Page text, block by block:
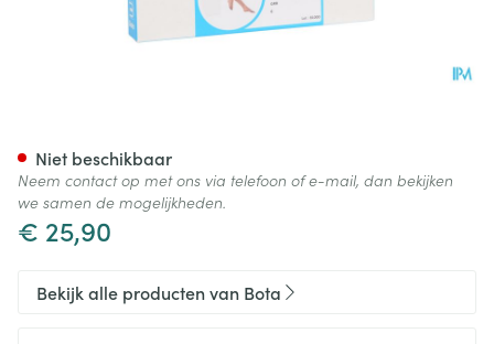
€ 25,90
Niet beschikbaar
Neem contact op met ons via telefoon of e-mail, dan bekijken
we samen de mogelijkheden.
Bekijk alle producten van Bota